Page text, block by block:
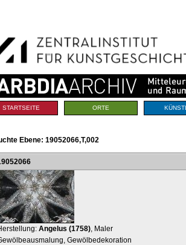
STARTSEITE ORTE
Ebene: 19052066,T,002
Angelus (1758) , Maler
Gewölbedekoration